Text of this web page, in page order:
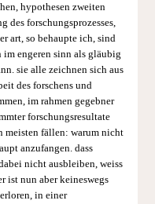
hypothesen zweiten
des forschungsprozesses,
art, so behaupte ich, sind
im engeren sinn als gläubig
sie alle zeichnen sich aus
des forschens und
im rahmen gegebner
forschungsresultate
meisten fällen: warum nicht
anzufangen. dass
nicht ausbleiben, weiss
ist nun aber keineswegs
in einer